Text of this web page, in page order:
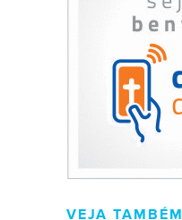
VEJA TAMBÉM